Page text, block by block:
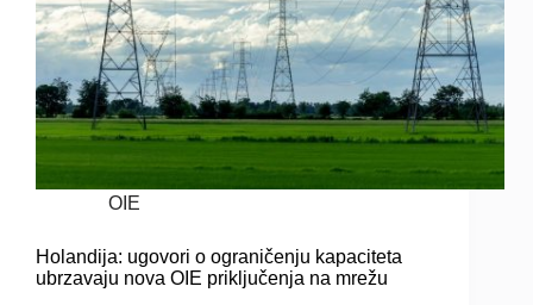
OIE
Holandija: ugovori o ograničenju kapaciteta
ubrzavaju nova OIE priključenja na mrežu